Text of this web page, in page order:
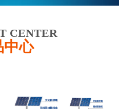
CENTER
中心